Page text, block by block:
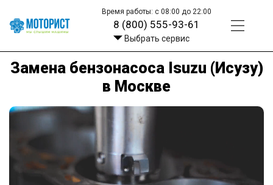
Время работы: с 08:00 до 22:00
8 (800) 555-93-61
Выбрать сервис
Замена бензонасоса Isuzu (Исузу)
в Москве